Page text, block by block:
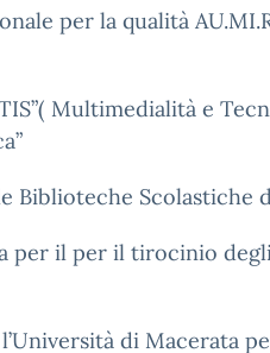
per la qualità
Multimedialità e
Biblioteche
per il per il tirocinio
l’Università di